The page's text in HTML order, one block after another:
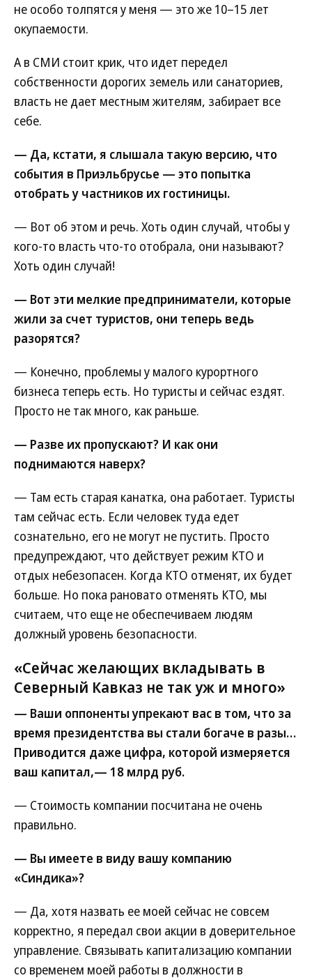
не особо толпятся у меня — это же 10–15 лет
окупаемости.
А в СМИ стоит крик, что идет передел
собственности дорогих земель или санаториев,
власть не дает местным жителям, забирает все
себе.
— Да, кстати, я слышала такую версию, что
события в Приэльбрусье — это попытка
отобрать у частников их гостиницы.
— Вот об этом и речь. Хоть один случай, чтобы у
кого-то власть что-то отобрала, они называют?
Хоть один случай!
— Вот эти мелкие предприниматели, которые
жили за счет туристов, они теперь ведь
разорятся?
— Конечно, проблемы у малого курортного
бизнеса теперь есть. Но туристы и сейчас ездят.
Просто не так много, как раньше.
— Разве их пропускают? И как они
поднимаются наверх?
— Там есть старая канатка, она работает. Туристы
там сейчас есть. Если человек туда едет
сознательно, его не могут не пустить. Просто
предупреждают, что действует режим КТО и
отдых небезопасен. Когда КТО отменят, их будет
больше. Но пока рановато отменять КТО, мы
считаем, что еще не обеспечиваем людям
должный уровень безопасности.
«Сейчас желающих вкладывать в
Северный Кавказ не так уж и много»
— Ваши оппоненты упрекают вас в том, что за
время президентства вы стали богаче в разы…
Приводится даже цифра, которой измеряется
ваш капитал,— 18 млрд руб.
— Стоимость компании посчитана не очень
правильно.
— Вы имеете в виду вашу компанию
«Синдика»?
— Да, хотя назвать ее моей сейчас не совсем
корректно, я передал свои акции в доверительное
управление. Связывать капитализацию компании
со временем моей работы в должности в